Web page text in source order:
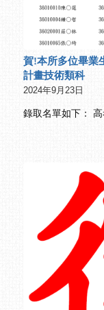
賀!本所多位畢業
計畫技術類科
2024年9月23日
錄取名單如下：